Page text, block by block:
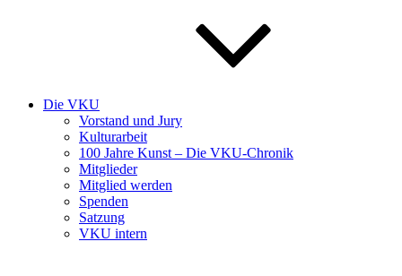
Die VKU
Vorstand und Jury
Kulturarbeit
100 Jahre Kunst – Die VKU-Chronik
Mitglieder
Mitglied werden
Spenden
Satzung
VKU intern